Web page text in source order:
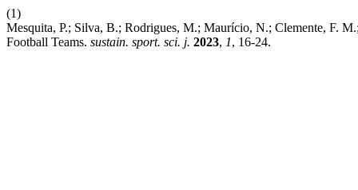
(1)
Mesquita, P.; Silva, B.; Rodrigues, M.; Maurício, N.; Clemente, F.
Football Teams. sustain. sport. sci. j. 2023, 1, 16-24.